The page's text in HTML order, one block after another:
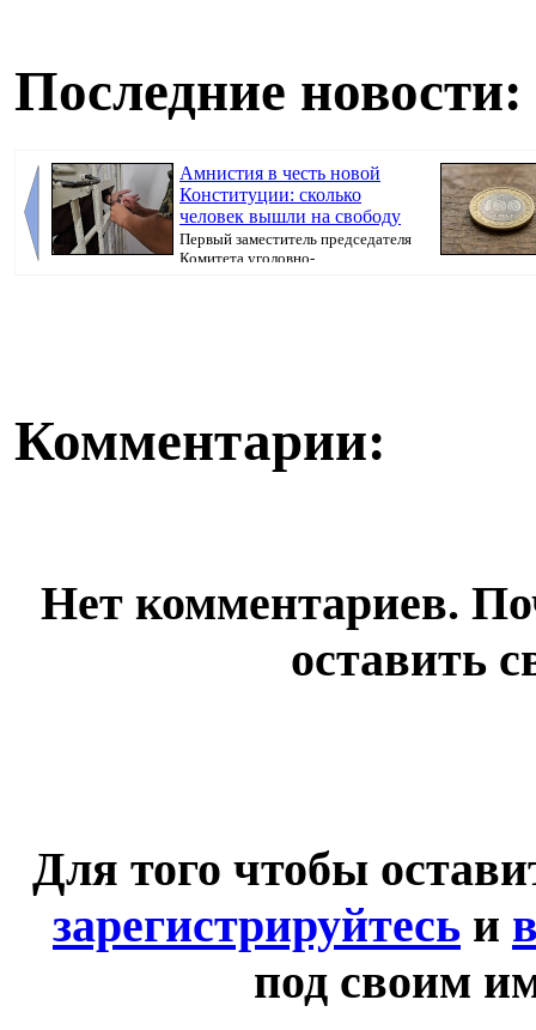
Последние новости:
Амнистия в честь новой
Конституции: сколько
человек вышли на свободу
Первый заместитель председателя
Комитета уголовно-
Комментарии:
Нет комментариев.
оставить
Для того чтобы
зарегистрируйтесь и
под своим